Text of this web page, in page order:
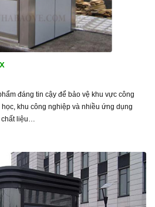
đáng tin cậy để bảo vệ khu vực công
khu công nghiệp và nhiều ứng dụng
liệu…